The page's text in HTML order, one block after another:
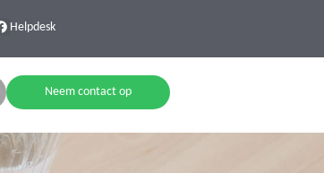
Helpdesk
Neem contact op